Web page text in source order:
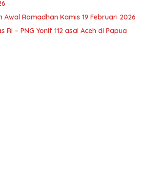
Awal Ramadhan Kamis 19 Februari 2026
RI – PNG Yonif 112 asal Aceh di Papua